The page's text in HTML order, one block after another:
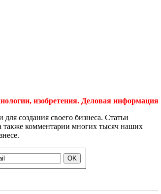
изобретения. Деловая информация
создания своего бизнеса. Статьи
также комментарии многих тысяч наших